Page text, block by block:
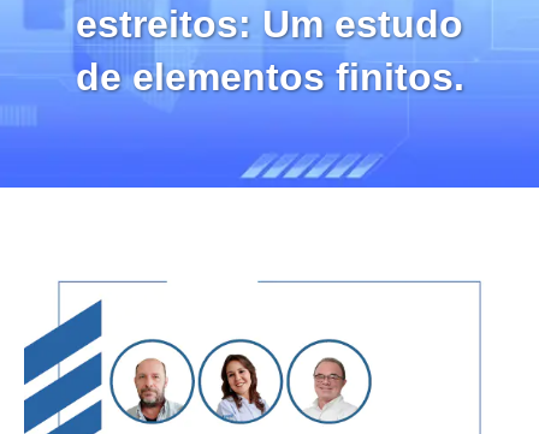
estreitos: Um estudo
de elementos finitos.